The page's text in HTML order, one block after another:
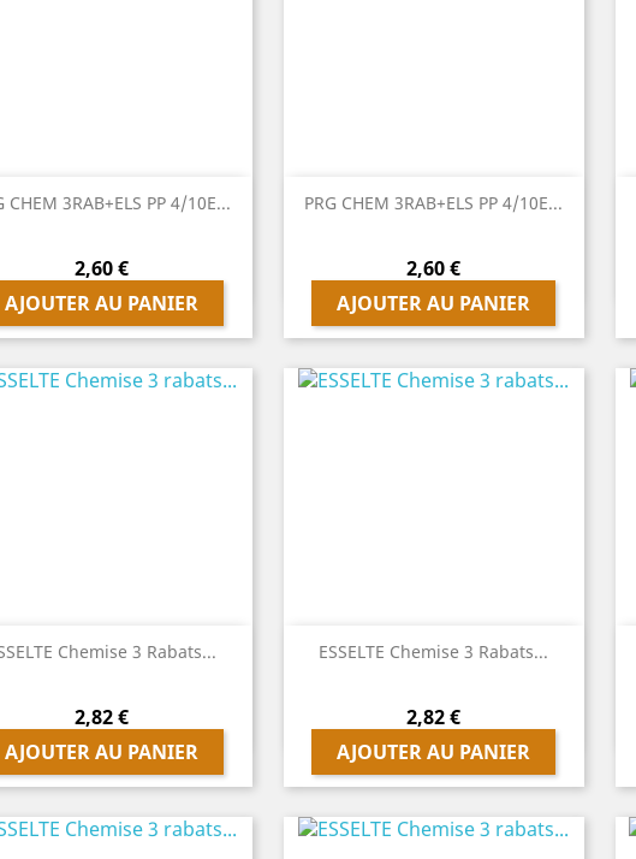
CHEM 3RAB+ELS PP 4/10E...
Prix
2,60 €
AJOUTER AU PANIER
 Aperçu rapide PRG CHEM 3RAB+ELS PP 4/10E...
Prix
2,60 €
AJOUTER AU PANIER
 Aperçu rapide
Chemise 3 Rabats...
Prix
2,82 €
AJOUTER AU PANIER
 Aperçu rapide ESSELTE Chemise 3 Rabats...
Prix
2,82 €
AJOUTER AU PANIER
 Aperçu rapide